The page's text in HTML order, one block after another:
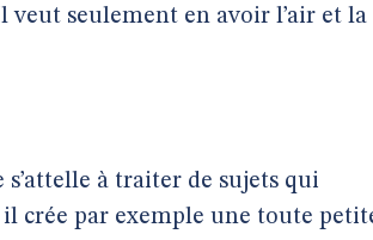
veut seulement en avoir l’air et la
à traiter de sujets qui
crée par exemple une toute